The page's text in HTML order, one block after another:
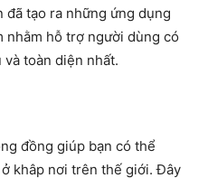
tạo ra những ứng dụng
nhằm hỗ trợ người dùng có
toàn diện nhất.
đồng giúp bạn có thể
khâp nơi trên thế giới. Đây